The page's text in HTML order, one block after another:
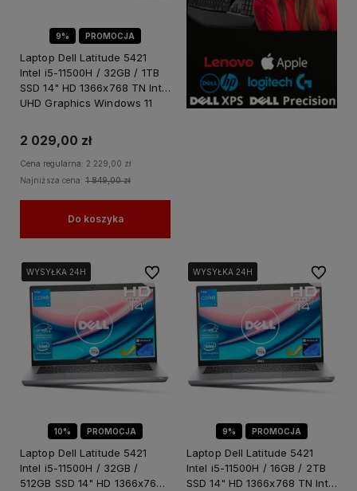
9% PROMOCJA
Laptop Dell Latitude 5421
Intel i5-11500H / 32GB / 1TB
SSD 14" HD 1366x768 TN Intel
UHD Graphics Windows 11
2 029,00 zł
Cena regularna: 2 229,00 zł
Najniższa cena: 1 849,00 zł
Do koszyka
10% PROMOCJA
WYSYŁKA 24H
WYSYŁKA 24H
WYSYŁKA 24H
Laptop Dell Latitude 5421
Intel i5-11500H / 32GB /
512GB SSD 14" HD 1366x768
Do ulubionych
9% PROMOCJA
WYSYŁKA 24H
WYSYŁKA 24H
WYSYŁKA 24H
Laptop Dell Latitude 5421
Intel i5-11500H / 16GB / 2TB
SSD 14" HD 1366x768 TN Intel
Do